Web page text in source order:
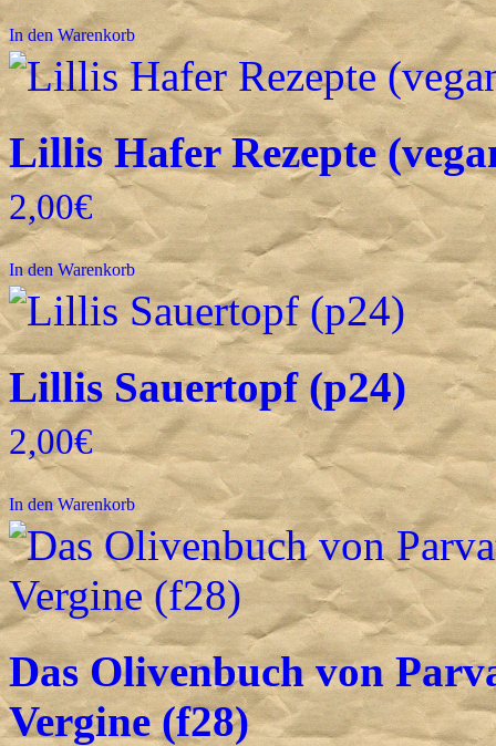
In den Warenkorb
Lillis Hafer Rezepte
2,00€
In den Warenkorb
Lillis Sauertopf (p24)
2,00€
In den Warenkorb
Das Olivenbuch von
Vergine (f28)